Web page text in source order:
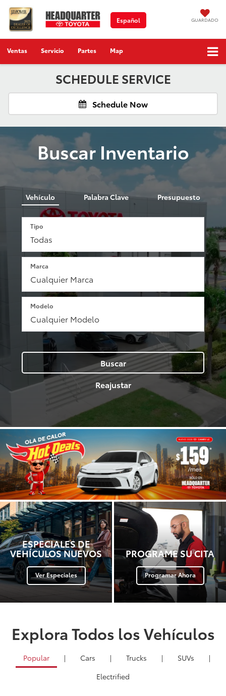
Español GUARDADO
Ventas Servicio Partes Map
SCHEDULE SERVICE
Schedule Now
Buscar Inventario
Vehículo Palabra Clave Presupuesto
Tipo
Marca
Modelo
Buscar
Reajustar
ESPECIALES DE
VEHÍCULOS NUEVOS
Ver Especiales
PROGRAME SU CITA
Programar Ahora
Explora Todos los Vehículos
Popular | Cars | Trucks | SUVs
|
Electrified